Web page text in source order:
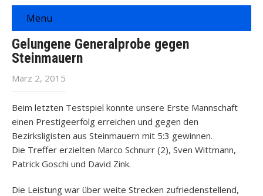
Menu
Gelungene Generalprobe gegen
Steinmauern
März 2, 2015
Beim letzten Testspiel konnte unsere Erste Mannschaft
einen Prestigeerfolg erreichen und gegen den
Bezirksligisten aus Steinmauern mit 5:3 gewinnen.
Die Treffer erzielten Marco Schnurr (2), Sven Wittmann,
Patrick Goschi und David Zink.
Die Leistung war über weite Strecken zufriedenstellend,